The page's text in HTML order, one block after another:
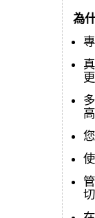
為